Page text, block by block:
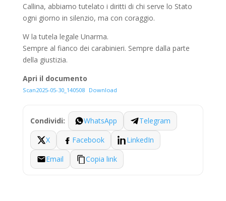
Callina, abbiamo tutelato i diritti di chi serve lo Stato
ogni giorno in silenzio, ma con coraggio.
W la tutela legale Unarma.
Sempre al fianco dei carabinieri. Sempre dalla parte
della giustizia.
Apri il documento
Scan2025-05-30_140508 Download
Condividi: WhatsApp
Telegram
X
Facebook
LinkedIn
Email
Copia link